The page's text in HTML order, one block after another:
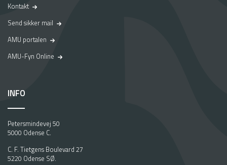
Kontakt
Send sikker mail
AMU portalen
AMU-Fyn Online
INFO
Petersmindevej 50
5000 Odense C.
C. F. Tietgens Boulevard 27
5220 Odense SØ.